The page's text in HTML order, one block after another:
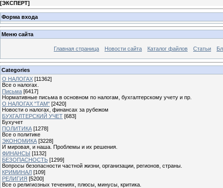
[ЭКСПЕРТ]
Форма входа
Меню сайта
Главная страница Новости сайта Каталог файлов Статьи
Categories
О НАЛОГАХ [11362]
Все о налогах.
Письма [6417]
Нормативные письма в основном по налогам, бухгалтерскому учету и пр.
О НАЛОГАХ "ТАМ" [2420]
Новости о налогах, финансах за рубежом
БУХГАЛТЕРСКИЙ УЧЕТ [683]
Бухучет
ПОЛИТИКА [1278]
Все о политике
ЭКОНОМИКА [3228]
И мировая, и наша. Проблемы и их решения.
ФИНАНСЫ [1132]
БЕЗОПАСНОСТЬ [1299]
Вопросы безопасности частной жизни, организации, регионов, страны.
КРИМИНАЛ [109]
РЕЛИГИЯ [5200]
Все о религиозных течениях, плюсы, минусы, критика.